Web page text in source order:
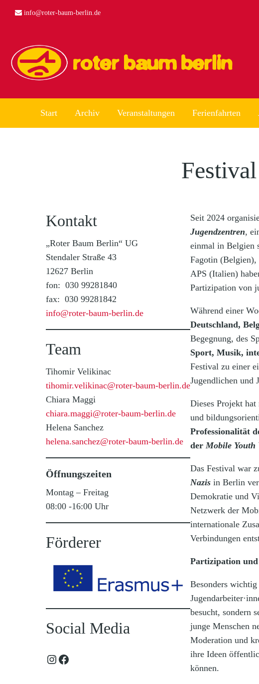
info@roter-baum-berlin.de
Start Archiv Veranstaltungen Ferienfahrten
Kontakt
„Roter Baum Berlin“ UG
Stendaler Straße 43
12627 Berlin
fon: 030 99281840
fax: 030 99281842
info@roter-baum-berlin.de
Team
Tihomir Velikinac
tihomir.velikinac@roter-baum-berlin.de
Chiara Maggi
chiara.maggi@roter-baum-berlin.de
Helena Sanchez
helena.sanchez@roter-baum-berlin.de
Öffnungszeiten
Montag – Freitag
08:00 -16:00 Uhr
Förderer
Social Media
Instagram Facebook
Seit 2024
Jugendzentren,
einmal in Belgien
Fagotin (Belgien),
APS (Italien)
Partizipation von
Während einer
Deutschland,
Begegnung, des
Sport, Musik,
Festival zu einer
Jugendlichen und
Dieses Projekt
und
Professionalität
der Mobile Youth
Das Festival war
Nazis in Berlin
Demokratie und
Netzwerk der
internationale
Verbindungen
Partizipation
Besonders
besucht, sondern
junge Menschen
Moderation und
ihre Ideen
können.